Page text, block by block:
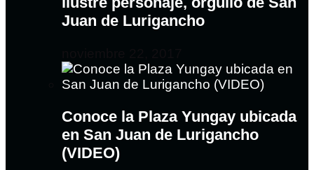
Juan de Lurigancho
Conoce la Plaza Yungay ubicada
en San Juan de Lurigancho
(VIDEO)